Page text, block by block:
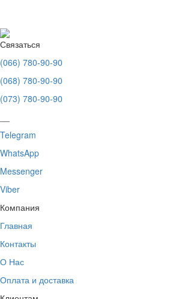
Связаться
(066) 780-90-90
(068) 780-90-90
(073) 780-90-90
Telegram
WhatsApp
Messenger
Viber
Компания
Главная
Контакты
О Нас
Оплата и доставка